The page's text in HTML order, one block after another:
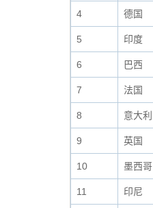
4 德国
5 印度
6 巴西
7 法国
8 意大利
9 英国
10 墨西哥
11 印尼